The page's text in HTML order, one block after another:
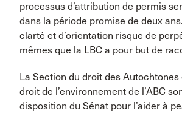
processus d’attribution de permis
dans la période promise de deux
clarté et d’orientation risque de
mêmes que la LBC a pour but de
La Section du droit des
droit de l’environnement de l’ABC
disposition du Sénat pour l’aider à